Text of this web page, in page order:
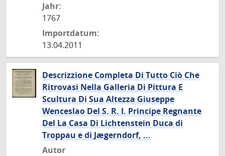
Jahr:
1767
Importdatum:
13.04.2011
Descrizzione Completa Di Tutto Ciò Che
Ritrovasi Nella Galleria Di Pittura E
Scultura Di Sua Altezza Giuseppe
Wenceslao Del S. R. I. Principe Regnante
Del La Casa Di Lichtenstein Duca di
Troppau e di Jægerndorf, ...
Autor